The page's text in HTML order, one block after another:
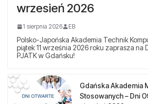
wrzesień 2026
1 sierpnia 2026 EB
Polsko-Japońska Akademia Technik
piątek 11 września 2026 roku zaprasza na
PJATK w Gdańsku!
Gdańska Akademia
Stosowanych – Dni